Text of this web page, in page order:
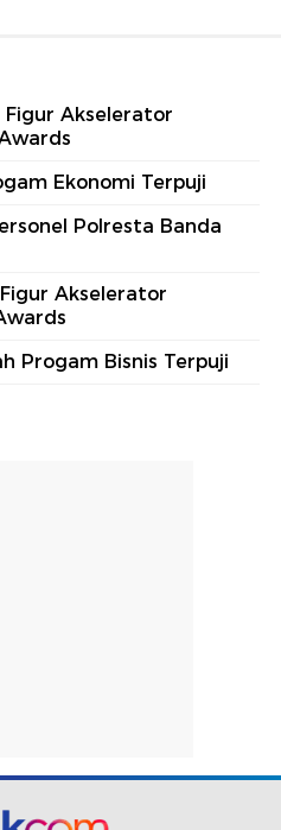
Akselerator
Ekonomi Terpuji
Polresta Banda
Akselerator
Progam Bisnis Terpuji